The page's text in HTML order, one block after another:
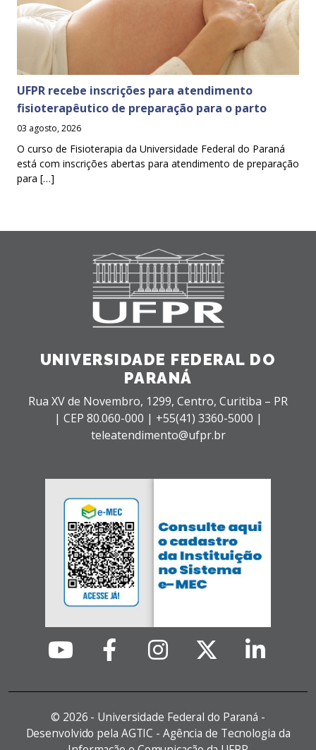
UFPR recebe inscrições para atendimento
fisioterapêutico de preparação para o parto
03 agosto, 2026
O curso de Fisioterapia da Universidade Federal do Paraná
está com inscrições abertas para atendimento de preparação
para […]
UNIVERSIDADE FEDERAL DO
PARANÁ
Rua XV de Novembro, 1299, Centro, Curitiba – PR
| CEP 80.060-000 | +55(41) 3360-5000 |
teleatendimento@ufpr.br
© 2026 - Universidade Federal do Paraná -
Desenvolvido pela AGTIC - Agência de Tecnologia da